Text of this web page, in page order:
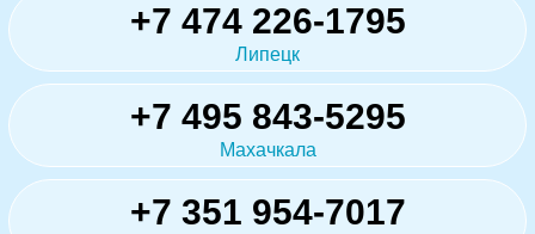
+7 474 226-1795
Липецк
+7 495 843-5295
Махачкала
+7 351 954-7017